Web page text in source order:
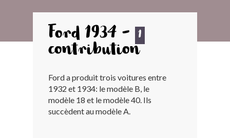
ARCHIVES
LES CONTRIBUTEURS
LE BLOG
Ford 1934 - 1
contribution
Ford a produit trois voitures entre
1932 et 1934: le modèle B, le
modèle 18 et le modèle 40. Ils
succèdent au modèle A.